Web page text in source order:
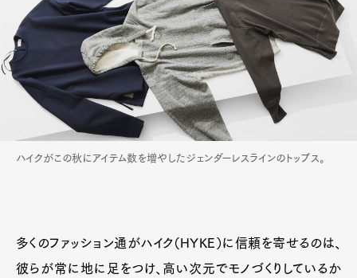
ハイクがこの秋にアイテム数を増やしたジェンダーレスラインのトップス。
多くのファッション通がハイク（HYKE）に信頼を寄せるのは、
彼らが常に地に足をつけ、高い次元でモノづくりしているか